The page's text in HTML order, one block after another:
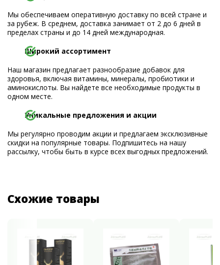
Мы обеспечиваем оперативную доставку по всей стране и
за рубеж. В среднем, доставка занимает от 2 до 6 дней в
пределах страны и до 14 дней международная.
Широкий ассортимент
Наш магазин предлагает разнообразие добавок для
здоровья, включая витамины, минералы, пробиотики и
аминокислоты. Вы найдете все необходимые продукты в
одном месте.
Уникальные предложения и акции
Мы регулярно проводим акции и предлагаем эксклюзивные
скидки на популярные товары. Подпишитесь на нашу
рассылку, чтобы быть в курсе всех выгодных предложений.
Схожие товары